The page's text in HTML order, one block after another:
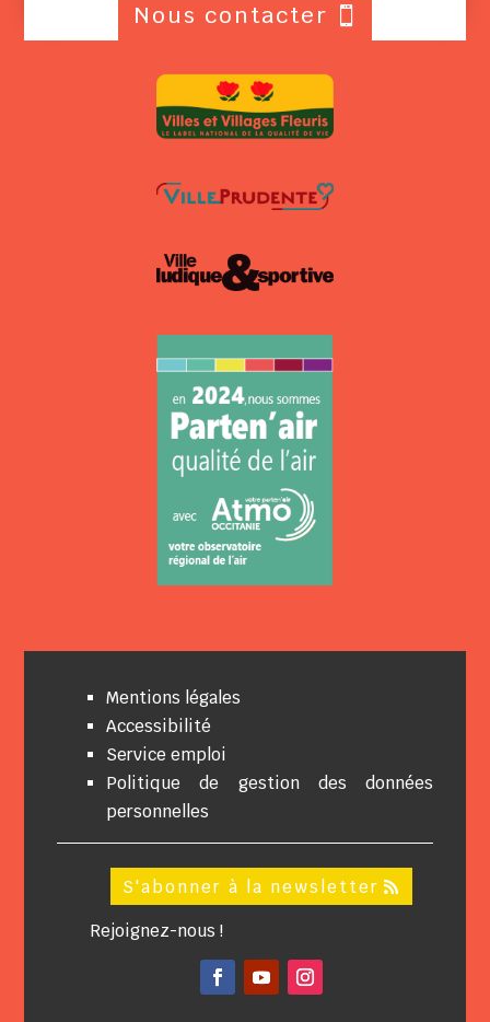
Nous contacter
Mentions légales
Accessibilité
Service emploi
Politique de gestion des données
personnelles
S'abonner à la newsletter
Rejoignez-nous !